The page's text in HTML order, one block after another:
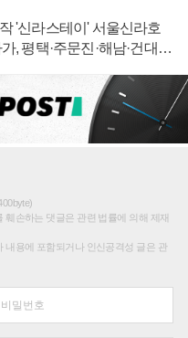
'신라스테이' 서울신라호
, 평택·주문진·해남·건대로
손하는 댓글은 관련 법률에 의해 제재
내용에 포함되거나 인신공격성 글은 관